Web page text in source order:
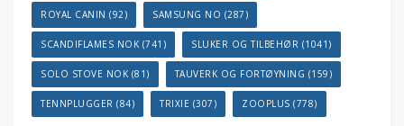
ROYAL CANIN (92) SAMSUNG NO (287)
SCANDIFLAMES NOK (741) SLUKER OG TILBEHØR (1041)
SOLO STOVE NOK (81) TAUVERK OG FORTØYNING (159)
TENNPLUGGER (84) TRIXIE (307) ZOOPLUS (778)